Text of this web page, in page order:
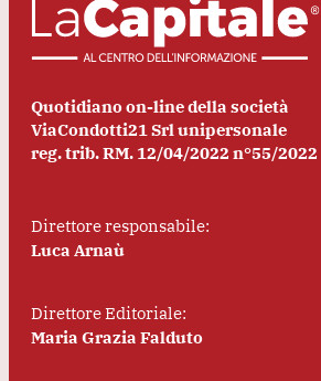
Quotidiano on-line della società
ViaCondotti21 Srl unipersonale
reg. trib. RM. 12/04/2022 n°55/2022
Direttore responsabile:
Luca Arnaù
Direttore Editoriale:
Maria Grazia Falduto